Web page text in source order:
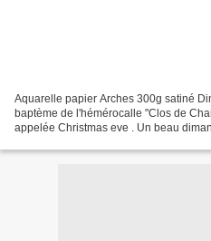
Aquarelle papier Arches 300g satiné
baptème de l'hémérocalle "Clos de
appelée Christmas eve . Un beau